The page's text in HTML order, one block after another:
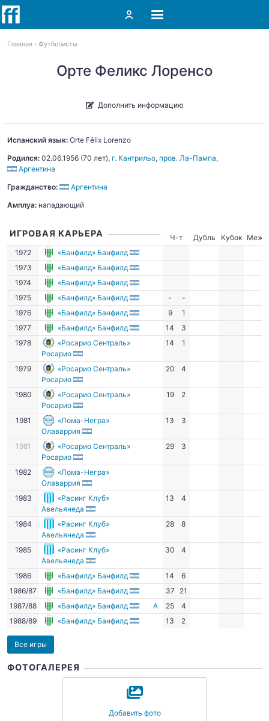
Главная Футболисты
Орте Феликс Лоренсо
Дополнить информацию
Испанский язык: Orte Félix Lorenzo
Родился: 02.06.1956 (70 лет), г. Кантрильо, пров. Ла-Пампа,
Аргентина
Гражданство:
Аргентина
Амплуа: нападающий
ИГРОВАЯ КАРЬЕРА Ч-т Дубль Кубок
Межд.
1972
«Банфилд» Банфилд
1973
«Банфилд» Банфилд
1974
«Банфилд» Банфилд
1975
«Банфилд» Банфилд -
-
1976
«Банфилд» Банфилд 9
1
1977
«Банфилд» Банфилд 14
3
1978
«Росарио Сентраль»
Росарио
14 1
1979
«Росарио Сентраль»
Росарио
20 4
1980
«Росарио Сентраль»
Росарио
19 2
1981
«Лома-Негра»
Олаваррия
13 3
1981
«Росарио Сентраль»
Росарио
29 3
1982
«Лома-Негра»
Олаваррия
1983
«Расинг Клуб»
Авельянеда
13 4
1984
«Расинг Клуб»
Авельянеда
28 8
1985
«Расинг Клуб»
Авельянеда
30 4
1986 «Банфилд» Банфилд 14
6
1986/87
«Банфилд» Банфилд 37
21
1987/88
«Банфилд» Банфилд А 25
4
1988/89
«Банфилд» Банфилд 13 2
Все игры
ФОТОГАЛЕРЕЯ
Добавить фото